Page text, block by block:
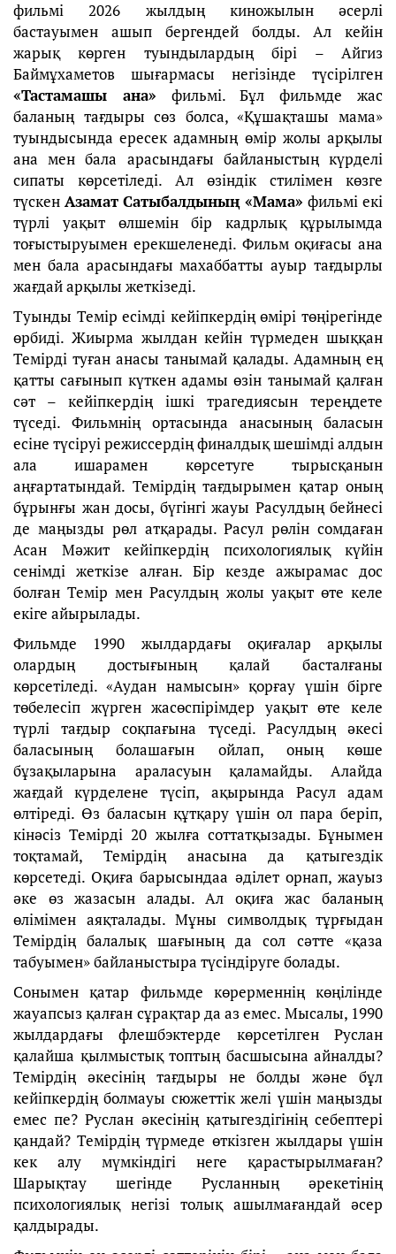
фильмі 2026 жылдың киножылын әсерлі
бастауымен ашып бергендей болды. Ал кейін
жарық көрген туындылардың бірі – Айгиз
Баймұхаметов шығармасы негізінде түсірілген
«Тастамашы ана» фильмі. Бұл фильмде жас
баланың тағдыры сөз болса, «Құшақташы мама»
туындысында ересек адамның өмір жолы арқылы
ана мен бала арасындағы байланыстың күрделі
сипаты көрсетіледі. Ал өзіндік стилімен көзге
түскен Азамат Сатыбалдының «Мама»фильмі екі
түрлі уақыт өлшемін бір кадрлық құрылымда
тоғыстыруымен ерекшеленеді. Фильм оқиғасы ана
мен бала арасындағы махаббатты ауыр тағдырлы
жағдай арқылы жеткізеді.
Туынды Темір есімді кейіпкердің өмірі төңірегінде
өрбиді. Жиырма жылдан кейін түрмеден шыққан
Темірді туған анасы танымай қалады. Адамның ең
қатты сағынып күткен адамы өзін танымай қалған
сәт – кейіпкердің ішкі трагедиясын тереңдете
түседі. Фильмнің ортасында анасының баласын
есіне түсіруі режиссердің финалдық шешімді алдын
ала ишарамен көрсетуге тырысқанын
аңғартатындай. Темірдің тағдырымен қатар оның
бұрынғы жан досы, бүгінгі жауы Расулдың бейнесі
де маңызды рөл атқарады. Расул рөлін сомдаған
Асан Мәжит кейіпкердің психологиялық күйін
сенімді жеткізе алған. Бір кезде ажырамас дос
болған Темір мен Расулдың жолы уақыт өте келе
екіге айырылады.
Фильмде 1990 жылдардағы оқиғалар арқылы
олардың достығының қалай басталғаны
көрсетіледі. «Аудан намысын» қорғау үшін бірге
төбелесіп жүрген жасөспірімдер уақыт өте келе
түрлі тағдыр соқпағына түседі. Расулдың әкесі
баласының болашағын ойлап, оның көше
бұзақыларына араласуын қаламайды. Алайда
жағдай күрделене түсіп, ақырында Расул адам
өлтіреді. Өз баласын құтқару үшін ол пара беріп,
кінәсіз Темірді 20 жылға соттатқызады. Бұнымен
тоқтамай, Темірдің анасына да қатыгездік
көрсетеді. Оқиға барысындаа әділет орнап, жауыз
әке өз жазасын алады. Ал оқиға жас баланың
өлімімен аяқталады. Мұны символдық тұрғыдан
Темірдің балалық шағының да сол сәтте «қаза
табуымен» байланыстыра түсіндіруге болады.
Сонымен қатар фильмде көрерменнің көңілінде
жауапсыз қалған сұрақтар да аз емес. Мысалы, 1990
жылдардағы флешбэктерде көрсетілген Руслан
қалайша қылмыстық топтың басшысына айналды?
Темірдің әкесінің тағдыры не болды және бұл
кейіпкердің болмауы сюжеттік желі үшін маңызды
емес пе? Руслан әкесінің қатыгездігінің себептері
қандай? Темірдің түрмеде өткізген жылдары үшін
кек алу мүмкіндігі неге қарастырылмаған?
Шарықтау шегінде Русланның әрекетінің
психологиялық негізі толық ашылмағандай әсер
қалдырады.